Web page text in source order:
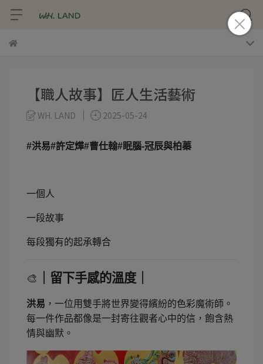
【職人故事】匠人生活藝術
WH. LAND 2025-05-24
#洪易#許定燁#曹仕翰#眠腦-冠辰與柏蓁
一個人
一段故事
每段獨有的起承轉合
🎨 ｜留下手感的溫度｜
洪易 ，一位用雙手將世界變得繽紛的色彩魔術師。
每一件作品都像是一封寄往觀者心中的信，飽含熱
情與幽默。